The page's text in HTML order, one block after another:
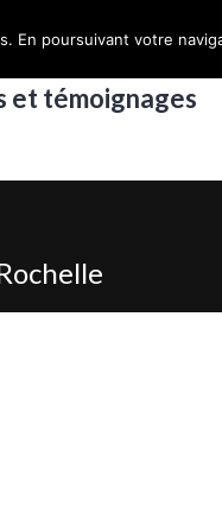
et témoignages
poursuivant votre